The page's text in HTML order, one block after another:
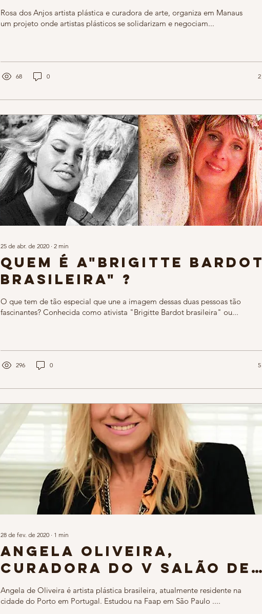
Rosa dos Anjos artista plástica e curadora de arte, organiza em Manaus
um projeto onde artistas plásticos se solidarizam e negociam...
68 0 2
25 de abr. de 2020 ∙ 2 min
Quem é a"Brigitte Bardot
brasileira" ?
O que tem de tão especial que une a imagem dessas duas pessoas tão
fascinantes? Conhecida como ativista "Brigitte Bardot brasileira" ou...
296 0 5
28 de fev. de 2020 ∙ 1 min
Angela Oliveira,
curadora do V Salão de
Arte Brasileira em
Liechtenstein
Angela de Oliveira é artista plástica brasileira, atualmente residente na
cidade do Porto em Portugal. Estudou na Faap em São Paulo ....